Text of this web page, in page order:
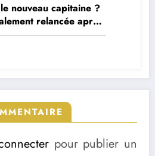
nouveau capitaine ?
relancée après
pour publier un